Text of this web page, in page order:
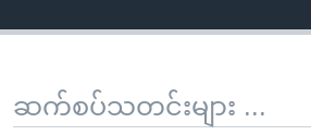
ဆက်စပ်သတင်းများ ...